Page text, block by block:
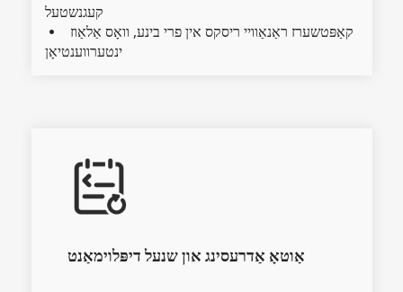
קעגנשטעל

ינטערווענטיאָן
אַוטאָ אַדרעסינג און שנעל דיפּלוימאַנט